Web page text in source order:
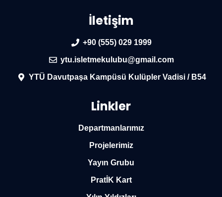
İletişim
+90 (555) 029 1999
ytu.isletmekulubu@gmail.com
YTÜ Davutpaşa Kampüsü Kulüpler Vadisi / B54
Linkler
Departmanlarımız
Projelerimiz
Yayın Grubu
PratİK Kart